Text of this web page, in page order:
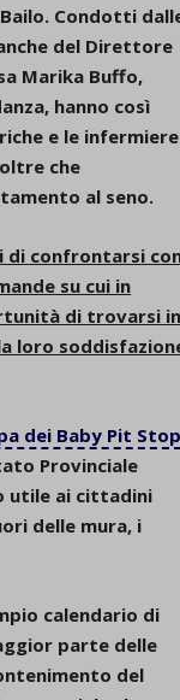
Condotti
del Direttore
Marika Buffo,
hanno così
e le infermiere
che
al seno.
di confrontarsi
su cui in
di trovarsi in
loro
dei Baby Pit Stop
Provinciale
utile ai cittadini
delle mura, i
calendario di
parte delle
del